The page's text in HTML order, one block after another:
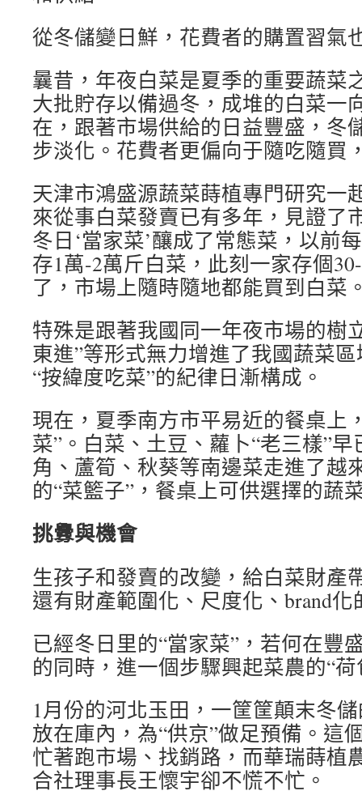
從冬儲變日鮮，花費者的購置習氣
曩昔，年夜白菜是夏季的重要蔬菜
大批貯存以備過冬，成堆的白菜一
在，跟著市場供給的日益豐盛，冬
步淡化。花費者更偏向于隨吃隨買
天津市鴻盛源蔬菜蒔植專門研究一
來從事白菜發賣已有多年，見證了
冬日‘當家菜’釀成了常態菜，以前
存1萬-2萬斤白菜，此刻一家存個
了，市場上隨時隨地都能買到白菜
特殊是跟著我國同一年夜市場的樹
東進”等形式無力增進了我國蔬菜
“按緯度吃菜”的紀律日漸構成。
現在，夏季南方市平易近的餐桌上
菜”。白菜、土豆、蘿卜“老三樣”
角、蘆筍、秋葵等南邊菜走進了越
的“菜籃子”，餐桌上可供選擇的蔬
挑釁與機會
生孩子和發賣的改變，給白菜財產
還有財產範圍化、尺度化、brand
已經冬日里的“當家菜”，若何在豐
的同時，進一個步驟興起菜農的“荷
1月份的河北玉田，一筐筐顛末冬
放在庫內，為“供京”做足預備。這
忙著跑市場、找銷路，而華瑞蒔植
合社理事長王懷宇卻不慌不忙。